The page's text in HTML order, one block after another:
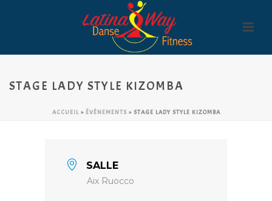
STAGE LADY STYLE KIZOMBA
ACCUEIL» ÉVÉNEMENTS» STAGE LADY STYLE KIZOMBA
SALLE
Aix Ruocco